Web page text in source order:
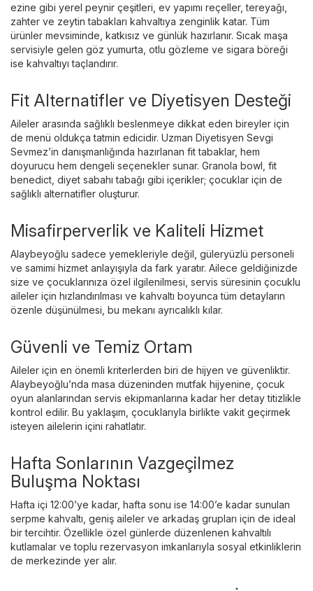
ezine gibi yerel peynir çeşitleri, ev yapımı reçeller, tereyağı,
zahter ve zeytin tabakları kahvaltıya zenginlik katar. Tüm
ürünler mevsiminde, katkısız ve günlük hazırlanır. Sıcak maşa
servisiyle gelen göz yumurta, otlu gözleme ve sigara böreği
ise kahvaltıyı taçlandırır.
Fit Alternatifler ve Diyetisyen Desteği
Aileler arasında sağlıklı beslenmeye dikkat eden bireyler için
de menü oldukça tatmin edicidir. Uzman Diyetisyen Sevgi
Sevmez’in danışmanlığında hazırlanan fit tabaklar, hem
doyurucu hem dengeli seçenekler sunar. Granola bowl, fit
benedict, diyet sabahı tabağı gibi içerikler; çocuklar için de
sağlıklı alternatifler oluşturur.
Misafirperverlik ve Kaliteli Hizmet
Alaybeyoğlu sadece yemekleriyle değil, güleryüzlü personeli
ve samimi hizmet anlayışıyla da fark yaratır. Ailece geldiğinizde
size ve çocuklarınıza özel ilgilenilmesi, servis süresinin çocuklu
aileler için hızlandırılması ve kahvaltı boyunca tüm detayların
özenle düşünülmesi, bu mekanı ayrıcalıklı kılar.
Güvenli ve Temiz Ortam
Aileler için en önemli kriterlerden biri de hijyen ve güvenliktir.
Alaybeyoğlu’nda masa düzeninden mutfak hijyenine, çocuk
oyun alanlarından servis ekipmanlarına kadar her detay titizlikle
kontrol edilir. Bu yaklaşım, çocuklarıyla birlikte vakit geçirmek
isteyen ailelerin içini rahatlatır.
Hafta Sonlarının Vazgeçilmez
Buluşma Noktası
Hafta içi 12:00’ye kadar, hafta sonu ise 14:00’e kadar sunulan
serpme kahvaltı, geniş aileler ve arkadaş grupları için de ideal
bir tercihtir. Özellikle özel günlerde düzenlenen kahvaltılı
kutlamalar ve toplu rezervasyon imkanlarıyla sosyal etkinliklerin
de merkezinde yer alır.